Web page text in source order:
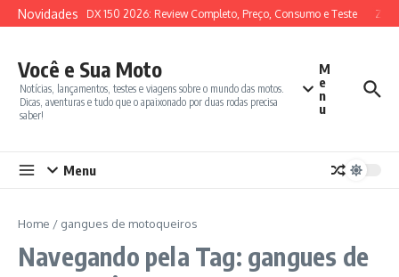
Ir para o conteúdo
NovidadesSYM ADX 150 2026: Review Completo, Preço, Consumo e Teste
Você e Sua Moto
Notícias, lançamentos, testes e viagens sobre o mundo das motos.
Dicas, aventuras e tudo que o apaixonado por duas rodas precisa
saber!
M
e
n
u
Menu
Home / gangues de motoqueiros
Navegando pela Tag: gangues de